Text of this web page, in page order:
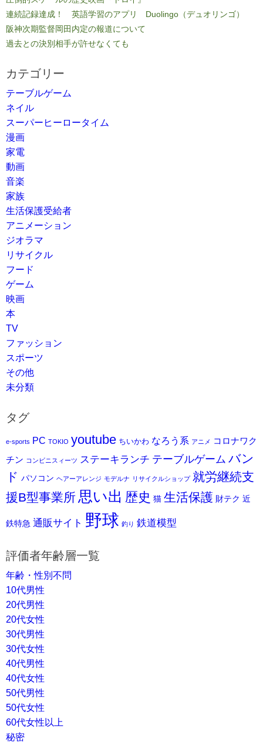
連続記録達成！ 英語学習のアプリ Duolingo（デュオリンゴ）
阪神次期監督岡田内定の報道について
過去との決別相手が許せなくても
カテゴリー
テーブルゲーム
ネイル
スーパーヒーロータイム
漫画
家電
動画
音楽
家族
生活保護受給者
アニメーション
ジオラマ
リサイクル
フード
ゲーム
映画
本
TV
ファッション
スポーツ
その他
未分類
タグ
e-sports PC TOKIO youtube ちいかわ なろう系 アニメ
コロナワク
チン コンビニスィーツ ステーキランチ テーブルゲーム バン
ド パソコン ヘアーアレンジ モデルナ リサイクルショップ 就労継続支
援B型事業所 思い出 歴史 猫 生活保護 財テク 近
鉄特急 通販サイト 野球 釣り 鉄道模型
評価者年齢層一覧
年齢・性別不問
10代男性
20代男性
20代女性
30代男性
30代女性
40代男性
40代女性
50代男性
50代女性
60代女性以上
秘密